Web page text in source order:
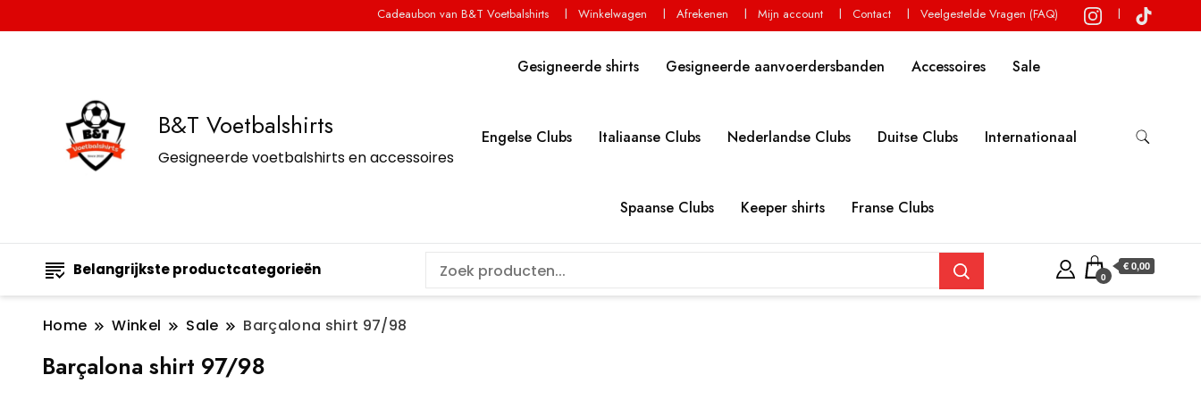
Cadeaubon van B&T Voetbalshirts Winkelwagen Afrekenen Mijn account Contact Veelgestelde Vragen (FAQ)
B&T Voetbalshirts
Gesigneerde voetbalshirts en accessoires
Gesigneerde shirts Gesigneerde aanvoerdersbanden Accessoires Sale
Engelse Clubs Italiaanse Clubs Nederlandse Clubs Duitse Clubs Internationaal
Spaanse Clubs Keeper shirts Franse Clubs
Belangrijkste productcategorieën 0
€ 0,00
Home Winkel Sale Barçalona shirt 97/98
Barçalona shirt 97/98